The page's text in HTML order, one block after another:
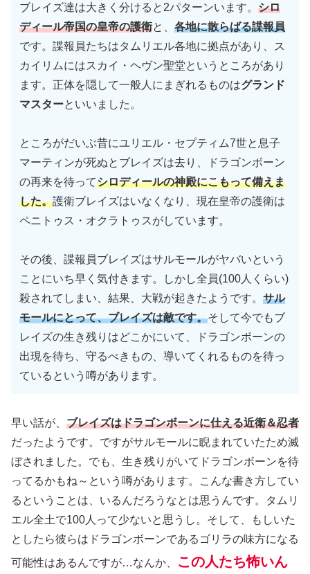
ブレイズ達は大きく分けると2パターンいます。 シロ
ディール帝国の皇帝の護衛と、 各地に散らばる諜報員
です。諜報員たちはタムリエル各地に拠点があり、ス
カイリムにはスカイ・ヘヴン聖堂というところがあり
ます。正体を隠して一般人にまぎれるものはグランド
マスターといいました。
ところがだいぶ昔にユリエル・セプティム7世と息子
マーティンが死ぬとブレイズは去り、ドラゴンボーン
の再来を待ってシロディールの神殿にこもって備えま
した。護衛ブレイズはいなくなり、現在皇帝の護衛は
ペニトゥス・オクラトゥスがしています。
その後、諜報員ブレイズはサルモールがヤバいという
ことにいち早く気付きます。しかし全員(100人くらい)
殺されてしまい、結果、大戦が起きたようです。 サル
モールにとって、ブレイズは敵です。そして今でもブ
レイズの生き残りはどこかにいて、ドラゴンボーンの
出現を待ち、守るべきもの、導いてくれるものを待っ
ているという噂があります。
早い話が、 ブレイズはドラゴンボーンに仕える近衛＆忍者
だったようです。ですがサルモールに睨まれていたため滅
ぼされました。でも、生き残りがいてドラゴンボーンを待
ってるかもね～という噂があります。こんな書き方してい
るということは、いるんだろうなとは思うんです。タムリ
エル全土で100人って少ないと思うし。そして、もしいた
としたら彼らはドラゴンボーンであるゴリラの味方になる
可能性はあるんですが…なんか、
この人たち怖いん